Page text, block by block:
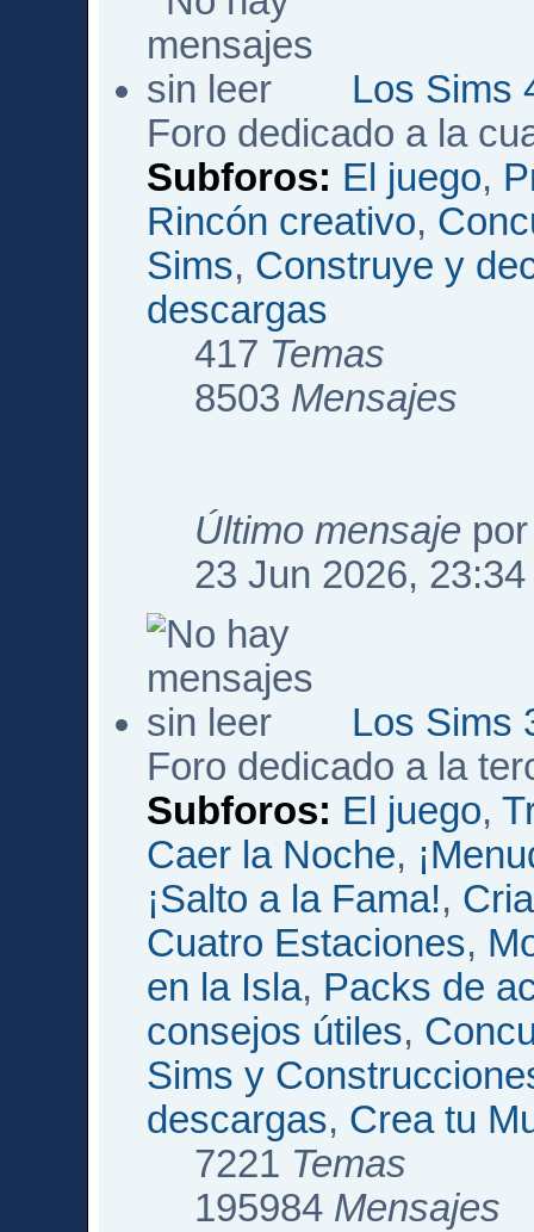
Los Sims
Foro dedicado a la
Subforos: El juego,
Rincón creativo,
Sims, Construye y
descargas
417 Temas
8503 Mensajes
Último mensaje
23 Jun 2026, 23:34
Los Sims
Foro dedicado a la
Subforos: El juego,
Caer la Noche,
¡Salto a la Fama!,
Cuatro Estaciones,
en la Isla, Packs de
consejos útiles,
Sims y
descargas, Crea tu
7221 Temas
195984 Mensajes